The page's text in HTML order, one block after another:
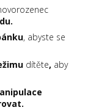
, abyste se
dítěte, aby